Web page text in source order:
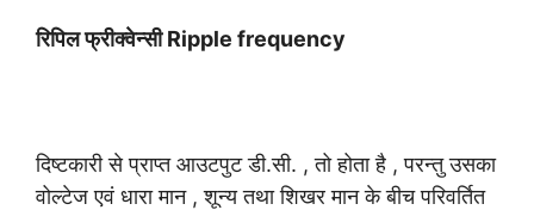
रिपिल फ्रीक्वेन्सी Ripple frequency
दिष्टकारी से प्राप्त आउटपुट डी.सी. , तो होता है , परन्तु उसका
वोल्टेज एवं धारा मान , शून्य तथा शिखर मान के बीच परिवर्तित